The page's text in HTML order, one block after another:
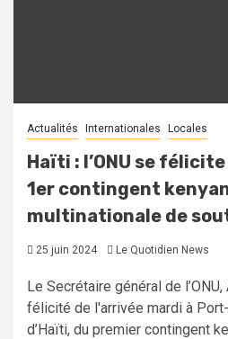
Actualités Internationales Locales
Haïti : l’ONU se
1er contingent
multinationale de
25 juin 2024 Le Quotidien News
Le Secrétaire général de
félicité de l'arrivée mardi à
d’Haïti, du premier contingent